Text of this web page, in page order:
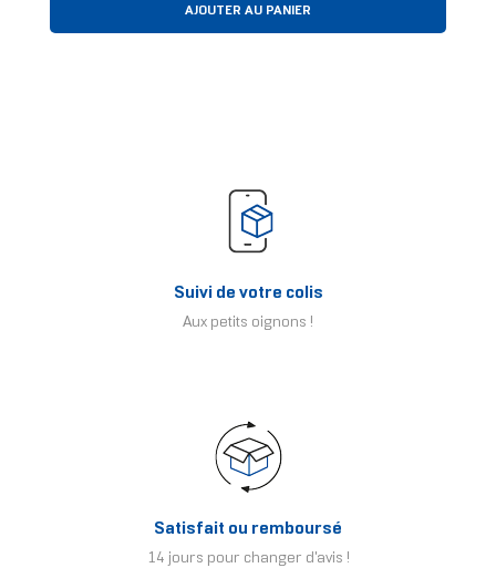
AJOUTER AU PANIER
Suivi de votre colis
Aux petits oignons !
Satisfait ou remboursé
14 jours pour changer d'avis !